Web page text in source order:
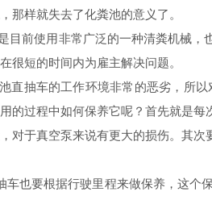
那样就失去了化粪池的意义了。
目前使用非常广泛的一种清粪机械，
很短的时间内为雇主解决问题。
直抽车的工作环境非常的恶劣，所
的过程中如何保养它呢？首先就是
对于真空泵来说有更大的损伤。其
车也要根据行驶里程来做保养，这个